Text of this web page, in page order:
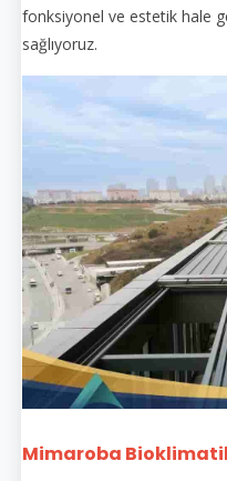
fonksiyonel ve estetik hale
sağlıyoruz.
Mimaroba